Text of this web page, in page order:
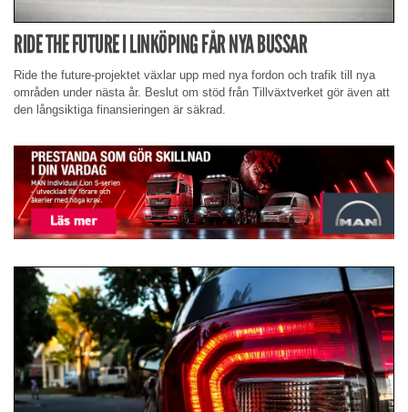
RIDE THE FUTURE I LINKÖPING FÅR NYA BUSSAR
Ride the future-projektet växlar upp med nya fordon och trafik till nya
områden under nästa år. Beslut om stöd från Tillväxtverket gör även att
den långsiktiga finansieringen är säkrad.